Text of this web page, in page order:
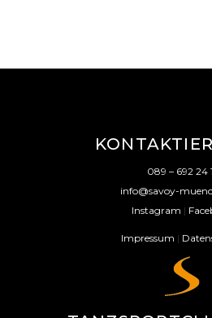
089 – 692 24
info@savoy-
Instagram |
Impressum |